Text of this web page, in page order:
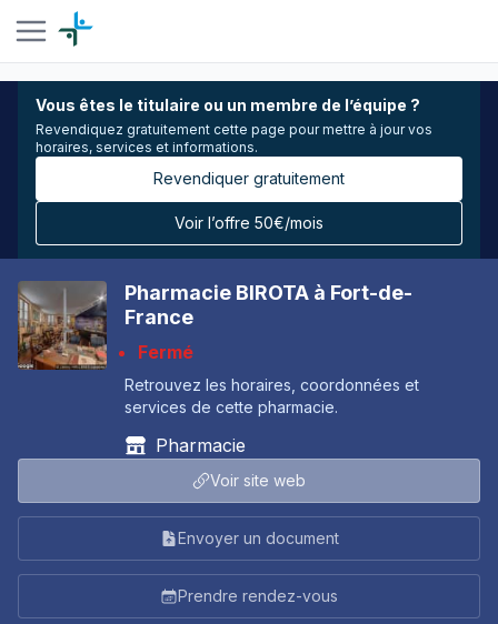
Vous êtes le titulaire ou un membre de l’équipe ?
Revendiquez gratuitement cette page pour mettre à jour vos
horaires, services et informations.
Revendiquer gratuitement
Voir l’offre 50€/mois
Pharmacie BIROTA à Fort-de-
France
Fermé
Retrouvez les horaires, coordonnées et
services de cette pharmacie.
Pharmacie
Voir site web
Envoyer un document
Prendre rendez-vous